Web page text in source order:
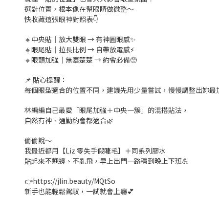
選對位置，根本像在幫眼睛做微整～
快收藏這張眼神對照表👇
🔸中央貼｜放大雙眼 → 有神圓眼感✨
🔸眼尾貼｜拉長比例 → 自帶放電感⚡
🔸眼頭加強｜無辜楚楚 → 約會必備🥺
📌 貼心提醒：
每個眼型適合的位置不同，建議先用少量嘗試，慢慢調整出妳最
林編編自己最愛「眼尾加強＋中央一簇」的混搭貼法，
自然有神、通勤約會都適合🌿
偷偷說～
我最近都用【Liz 零失手假睫毛】＋同系列膠水
貼起來不翹邊、不亂飛，早上出門一路穩到晚上下班💪
👉https://jlin.beauty/MQtSo
新手也能輕鬆駕馭，一試就會上癮💕